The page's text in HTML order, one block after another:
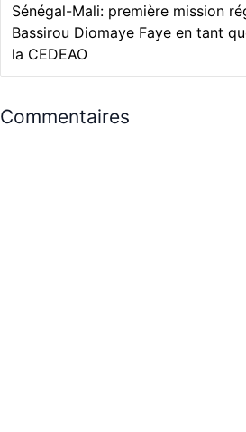
Sénégal-Mali: première mission
Bassirou Diomaye Faye en tant
la CEDEAO
Commentaires